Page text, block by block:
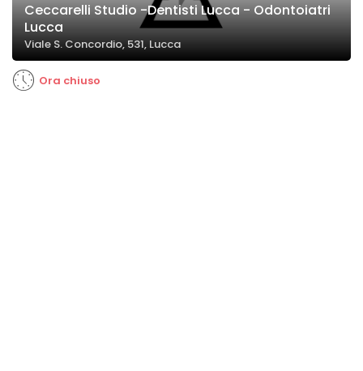
Ceccarelli Studio -Dentisti Lucca - Odontoiatri
Lucca
Viale S. Concordio, 531, Lucca
Ora chiuso